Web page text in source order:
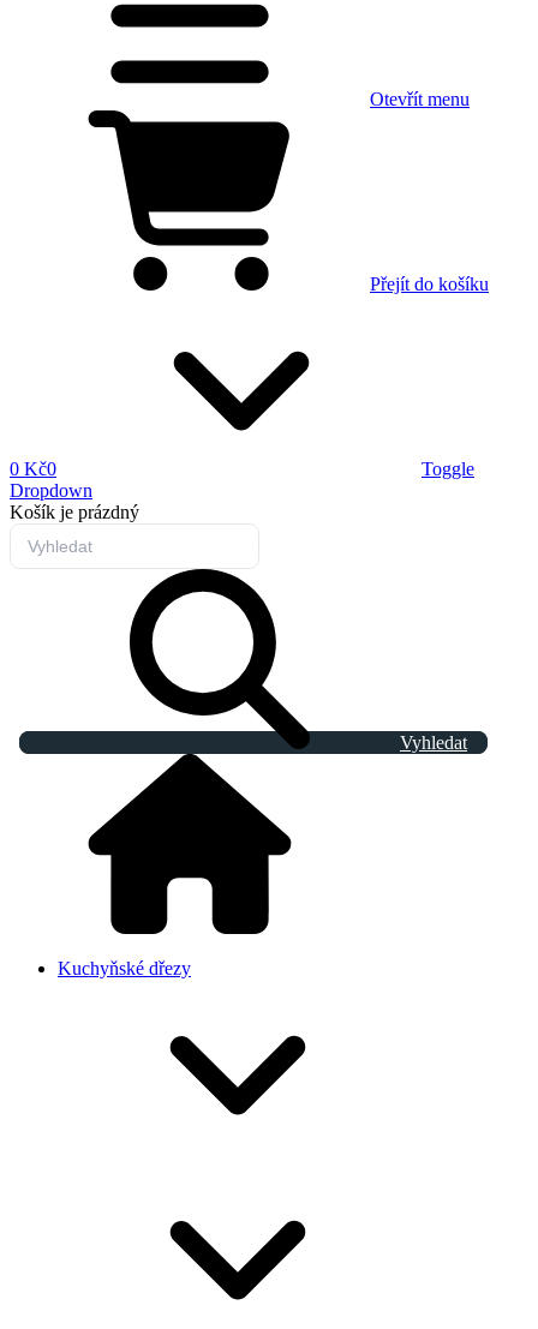
Otevřít menu
Přejít do košíku
0 Kč0
Toggle
Dropdown
Košík je prázdný
Vyhledat
Kuchyňské dřezy